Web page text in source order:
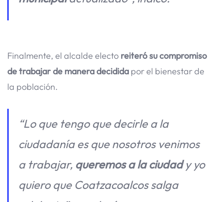
Finalmente, el alcalde electo reiteró su compromiso
de trabajar de manera decidida por el bienestar de
la población.
“Lo que tengo que decirle a la
ciudadanía es que nosotros venimos
a trabajar, queremos a la ciudady yo
quiero que Coatzacoalcos salga